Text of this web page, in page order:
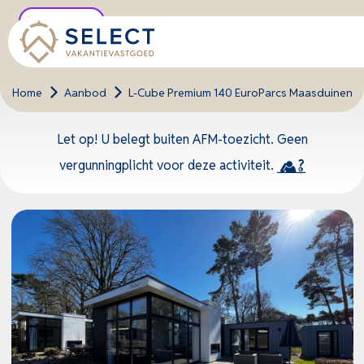
Home > Aanbod > L-Cube Premium 140 EuroParcs Maasduinen
Let op! U belegt buiten AFM-toezicht. Geen
vergunningplicht voor deze activiteit.
Unieke locatie